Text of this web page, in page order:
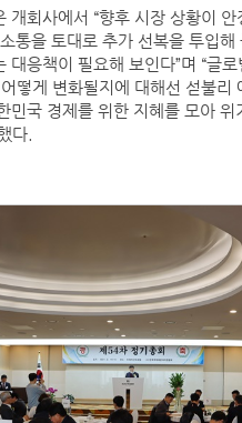
개회사에서 “향후 시장 상황이
통을 토대로 추가 선복을 투입해
대응책이 필요해 보인다”며 “글
떻게 변화될지에 대해선 섣불리
민국 경제를 위한 지혜를 모아 위
다.